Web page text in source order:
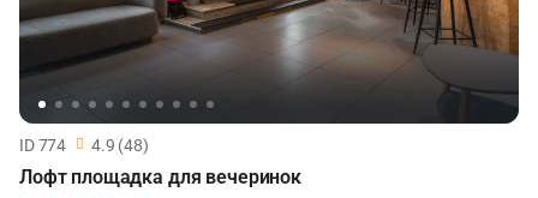
ID 774 4.9 (48)
Лофт площадка для вечеринок